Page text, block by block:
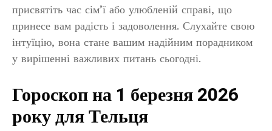
присвятіть час сім’ї або улюбленій справі, що
принесе вам радість і задоволення. Слухайте свою
інтуїцію, вона стане вашим надійним порадником
у вирішенні важливих питань сьогодні.
Гороскоп на 1 березня 2026
року для Тельця